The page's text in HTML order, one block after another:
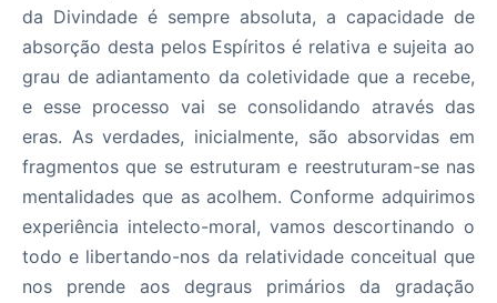
da Divindade é sempre absoluta, a capacidade de
absorção desta pelos Espíritos é relativa e sujeita ao
grau de adiantamento da coletividade que a recebe,
e esse processo vai se consolidando através das
eras. As verdades, inicialmente, são absorvidas em
fragmentos que se estruturam e reestruturam-se nas
mentalidades que as acolhem. Conforme adquirimos
experiência intelecto-moral, vamos descortinando o
todo e libertando-nos da relatividade conceitual que
nos prende aos degraus primários da gradação